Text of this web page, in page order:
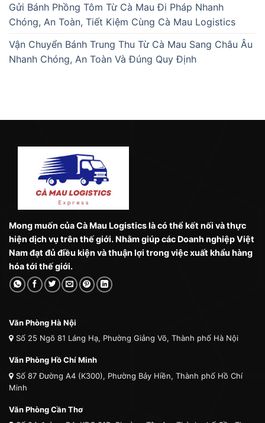
Gửi Bánh Phồng Tôm Từ Cà Mau Đi Pháp Nhanh
Chóng, An Toàn, Tiết Kiệm Cùng Cà Mau Logistics
Vận Chuyển Bánh Trung Thu Từ Cà Mau Sang Châu Âu
Nhanh Chóng, An Toàn Và Đúng Quy Định
Mong muốn của Cà Mau Logistics là có thể kết nối và thực
hiện dịch vụ trên thế giới. Nhằm giúp các Doanh nghiệp Việt
Nam đạt đủ điều kiện và thuận lợi trong việc xuất khẩu hàng
hóa tới thế giới.
Văn Phòng Hà Nội
Số 25 Ngõ 81 Láng Hạ, Phường Giảng Võ, Thành phố Hà Nội
Văn Phòng Hồ Chí Minh
Số 87 Đường A4 (K300), Phường Bảy Hiền, Thành phố Hồ Chí
Minh
Văn Phòng Cần Thơ